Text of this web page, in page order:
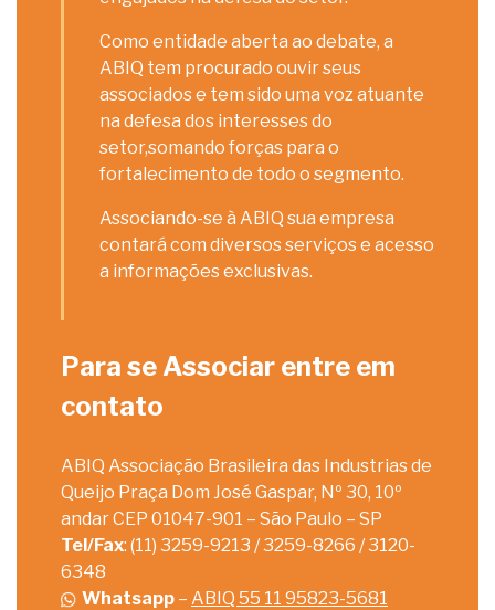
Como entidade aberta ao debate, a
ABIQ tem procurado ouvir seus
associados e tem sido uma voz atuante
na defesa dos interesses do
setor,somando forças para o
fortalecimento de todo o segmento.
Associando-se à ABIQ sua empresa
contará com diversos serviços e acesso
a informações exclusivas.
Para se Associar entre em
contato
ABIQ Associação Brasileira das Industrias de
Queijo Praça Dom José Gaspar, Nº 30, 10º
andar CEP 01047-901 – São Paulo – SP
Tel/Fax: (11) 3259-9213 / 3259-8266 / 3120-
6348
Whatsapp – ABIQ 55 11 95823-5681